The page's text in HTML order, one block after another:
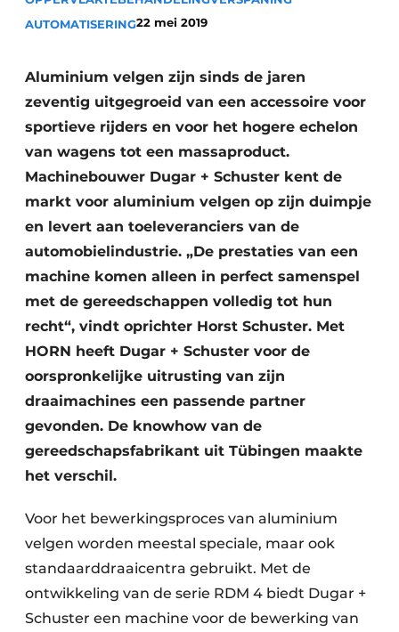
Vacature aanmelden
Video’s
AUTOMATISERING22 mei 2019
Aluminium velgen zijn sinds de jaren
zeventig uitgegroeid van een accessoire voor
sportieve rijders en voor het hogere echelon
van wagens tot een massaproduct.
Machinebouwer Dugar + Schuster kent de
markt voor aluminium velgen op zijn duimpje
en levert aan toeleveranciers van de
automobielindustrie. „De prestaties van een
machine komen alleen in perfect samenspel
met de gereedschappen volledig tot hun
recht“, vindt oprichter Horst Schuster. Met
HORN heeft Dugar + Schuster voor de
oorspronkelijke uitrusting van zijn
draaimachines een passende partner
gevonden. De knowhow van de
gereedschapsfabrikant uit Tübingen maakte
het verschil.
Voor het bewerkingsproces van aluminium
velgen worden meestal speciale, maar ook
standaarddraaicentra gebruikt. Met de
ontwikkeling van de serie RDM 4 biedt Dugar +
Schuster een machine voor de bewerking van